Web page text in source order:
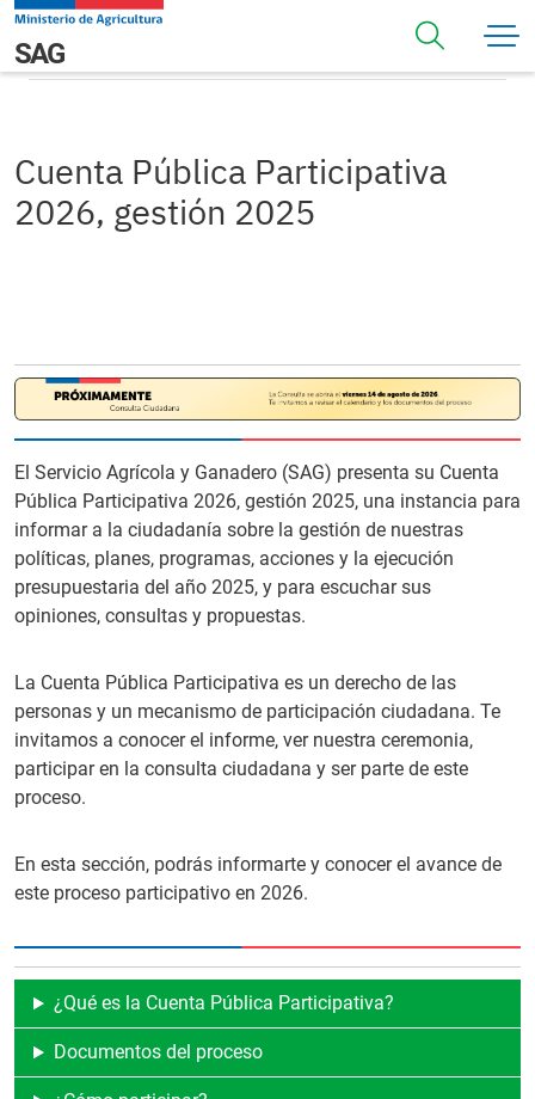
Pasar al contenido principal
Navegación principal
SAGCuenta Pública Participativa 2026, gestión 2025
Cuenta Pública Participativa
2026, gestión 2025
El Servicio Agrícola y Ganadero (SAG) presenta su Cuenta
Pública Participativa 2026, gestión 2025, una instancia para
informar a la ciudadanía sobre la gestión de nuestras
políticas, planes, programas, acciones y la ejecución
presupuestaria del año 2025, y para escuchar sus
opiniones, consultas y propuestas.
La Cuenta Pública Participativa es un derecho de las
personas y un mecanismo de participación ciudadana. Te
invitamos a conocer el informe, ver nuestra ceremonia,
participar en la consulta ciudadana y ser parte de este
proceso.
En esta sección, podrás informarte y conocer el avance de
este proceso participativo en 2026.
¿Qué es la Cuenta Pública Participativa?
Documentos del proceso